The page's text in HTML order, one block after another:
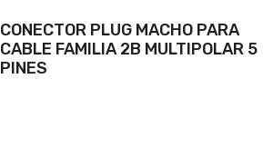
CONECTOR PLUG MACHO PARA
CABLE FAMILIA 2B MULTIPOLAR 5
PINES